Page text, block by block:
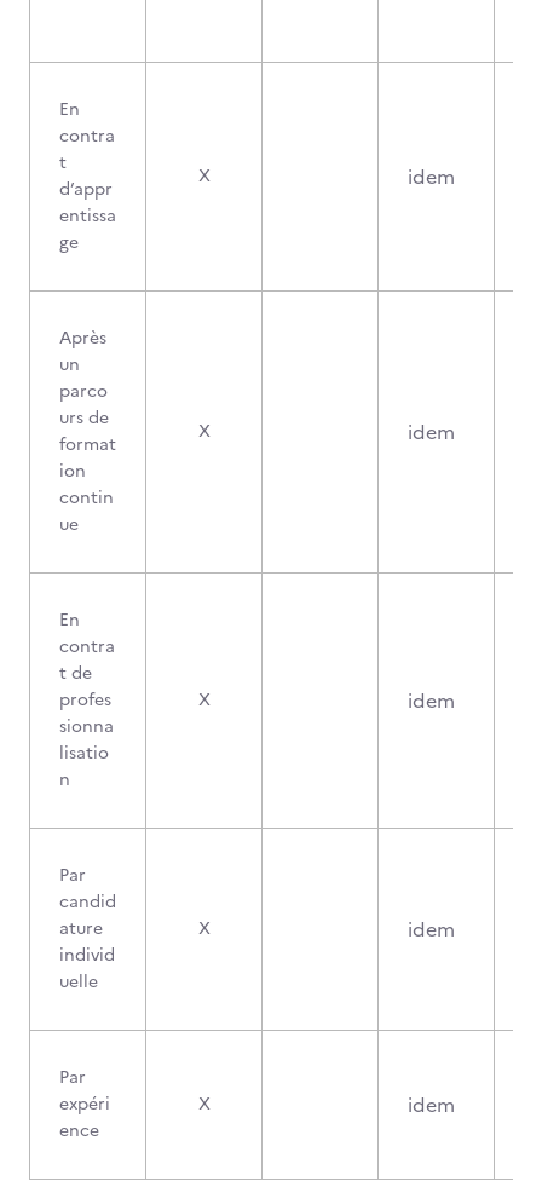
En
contra
t
d’appr
entissa
ge
X idem
Après
un
parco
urs de
format
ion
contin
ue
X idem
En
contra
t de
profes
sionna
lisatio
n
X idem
Par
candid
ature
individ
uelle
X idem
Par
expéri
ence
X idem